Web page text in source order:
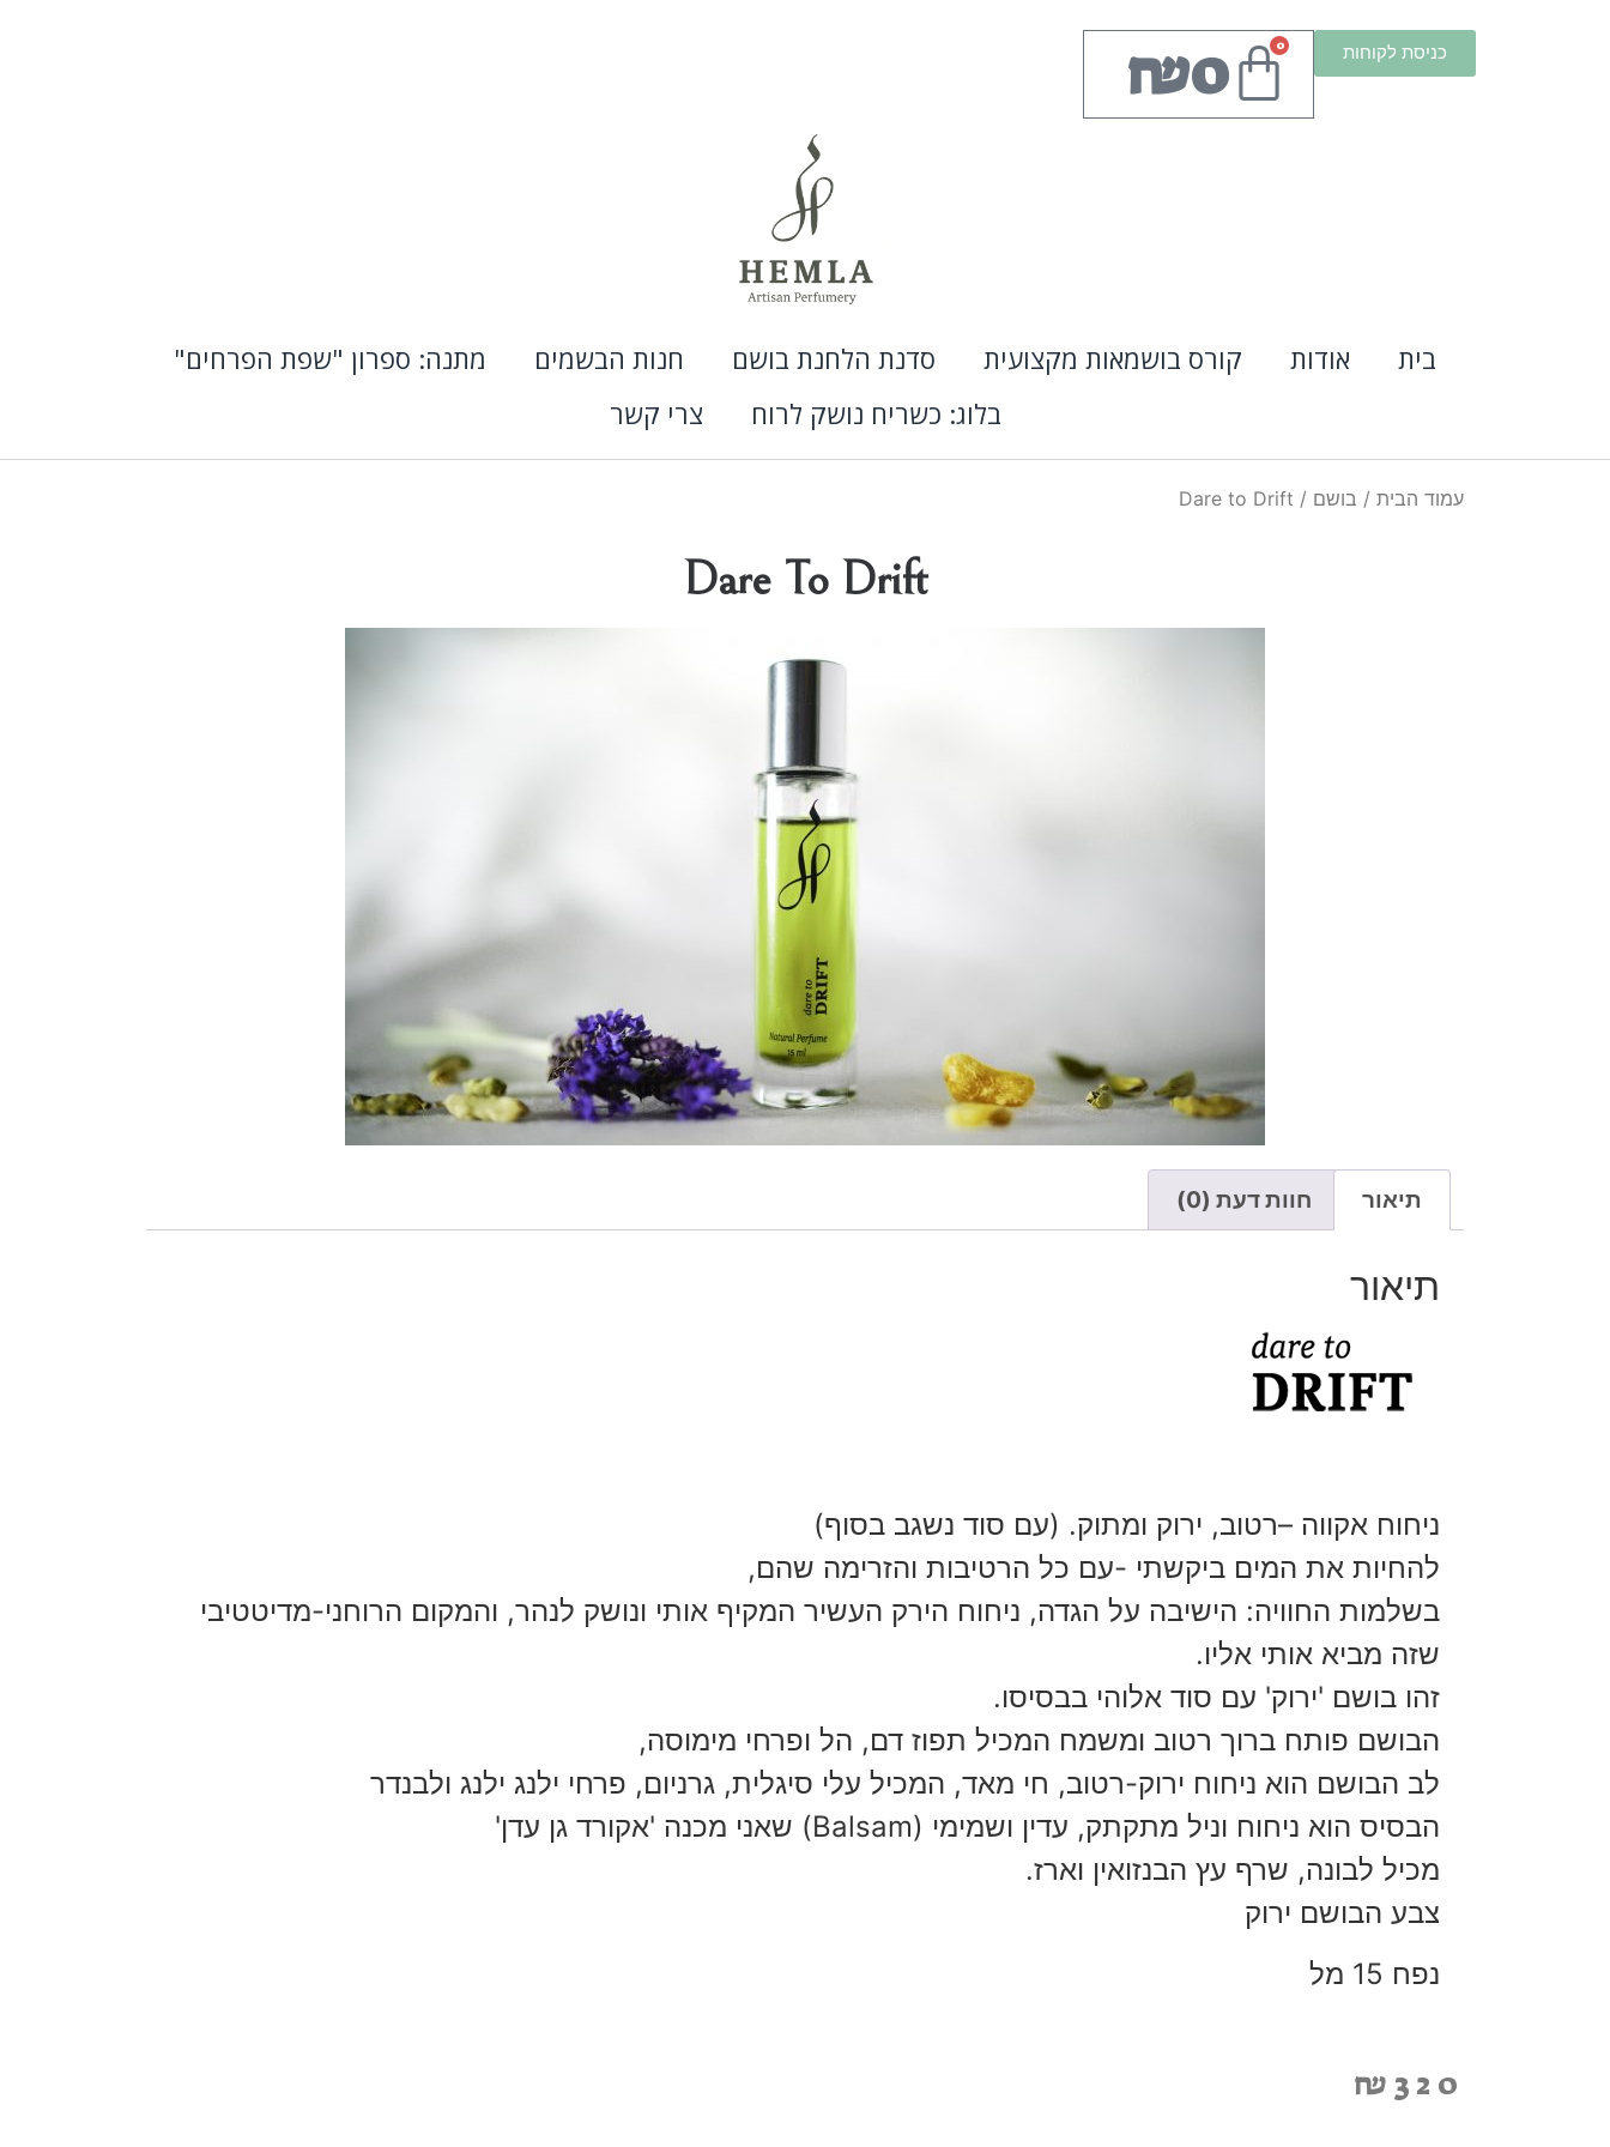
כניסת לקוחות ₪0 0
בית אודות קורס בושמאות מקצועית סדנת הלחנת בושם חנות הבשמים
מתנה: ספרון "שפת הפרחים"
בלוג: כשריח נושק לרוח
צרי קשר
עמוד הבית / בושם / Dare to Drift
Dare To Drift
תיאור חוות דעת (0)
תיאור
ניחוח אקווה –רטוב, ירוק ומתוק. (עם סוד נשגב בסוף)
להחיות את המים ביקשתי -עם כל הרטיבות והזרימה שהם,
בשלמות החוויה: הישיבה על הגדה, ניחוח הירק העשיר המקיף אותי ונושק לנהר, והמקום הרוחני-מדיטטיבי
שזה מביא אותי אליו.
זהו בושם 'ירוק' עם סוד אלוהי בבסיסו.
הבושם פותח ברוך רטוב ומשמח המכיל תפוז דם, הל ופרחי מימוסה,
לב הבושם הוא ניחוח ירוק-רטוב, חי מאד, המכיל עלי סיגלית, גרניום, פרחי ילנג ילנג ולבנדר
הבסיס הוא ניחוח וניל מתקתק, עדין ושמימי (Balsam) שאני מכנה 'אקורד גן עדן'
מכיל לבונה, שרף עץ הבנזואין וארז.
צבע הבושם ירוק
נפח 15 מל
₪ 320